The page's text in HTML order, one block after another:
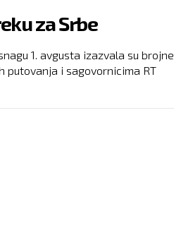
za Srbe
1. avgusta izazvala su brojne
putovanja i sagovornicima RT